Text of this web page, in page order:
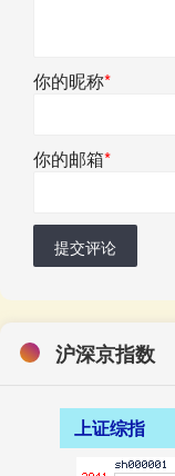
你的昵称*
你的邮箱*
提交评论
沪深京指数
上证综指